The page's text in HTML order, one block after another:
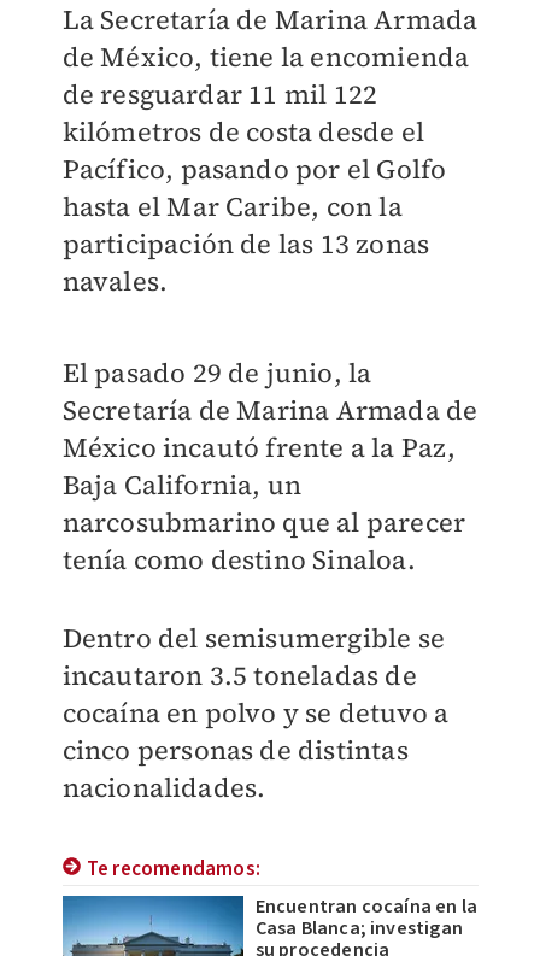
La Secretaría de Marina Armada
de México, tiene la encomienda
de resguardar 11 mil 122
kilómetros de costa desde el
Pacífico, pasando por el Golfo
hasta el Mar Caribe, con la
participación de las 13 zonas
navales.
El pasado 29 de junio, la
Secretaría de Marina Armada de
México incautó frente a la Paz,
Baja California, un
narcosubmarino que al parecer
tenía como destino Sinaloa.
Dentro del semisumergible se
incautaron 3.5 toneladas de
cocaína en polvo y se detuvo a
cinco personas de distintas
nacionalidades.
Te recomendamos:
Encuentran cocaína en la
Casa Blanca; investigan
su procedencia